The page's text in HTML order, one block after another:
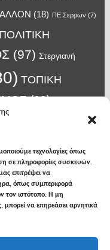
τεχνολογίες όπως
σε πληροφορίες συσκευών.
επιτρέψει να
όπως συμπεριφορά
τον ιστότοπο. Η μη
να επηρεάσει αρνητικά
(18) ΠΕ Σερρων (7)
ΠΟΛΙΤΙΚΗ
(97) Στεργιανή
ΤΟΠΙΚΗ
(63)
Χατζηβασιλειου
(13) νοσοκομείο Σερρών